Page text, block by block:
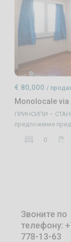
€ 80,000/
Monolocale via
ПРИНСИПИ –
предложение
0
Звоните по
телефону:
778-13-63